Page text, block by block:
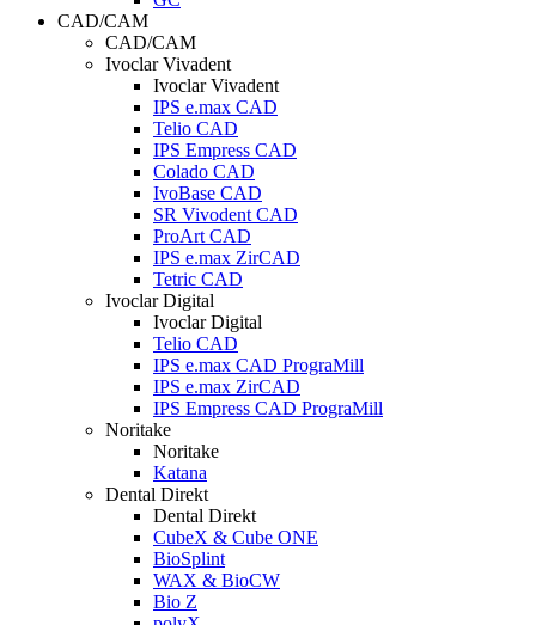
CAD/CAM
CAD/CAM
Ivoclar Vivadent
Ivoclar Vivadent
IPS e.max CAD
Telio CAD
IPS Empress CAD
Colado CAD
IvoBase CAD
SR Vivodent CAD
ProArt CAD
IPS e.max ZirCAD
Tetric CAD
Ivoclar Digital
Ivoclar Digital
Telio CAD
IPS e.max CAD PrograMill
IPS e.max ZirCAD
IPS Empress CAD PrograMill
Noritake
Noritake
Katana
Dental Direkt
Dental Direkt
CubeX & Cube ONE
BioSplint
WAX & BioCW
Bio Z